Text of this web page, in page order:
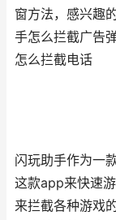
窗方法，感兴趣
手怎么拦截广告
怎么拦截电话
闪玩助手作为一
这款app来快速
来拦截各种游戏